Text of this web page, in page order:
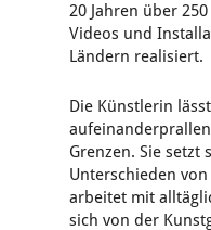
20 Jahren über
Videos und
Ländern realisiert.
Die Künstlerin
Grenzen. Sie setzt
Unterschieden
arbeitet mit
sich von der